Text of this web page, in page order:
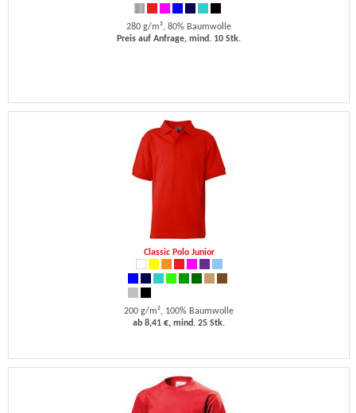
280 g/m², 80% Baumwolle
Preis auf Anfrage, mind. 10 Stk.
Classic Polo Junior
200 g/m², 100% Baumwolle
ab 8,41 €, mind. 25 Stk.